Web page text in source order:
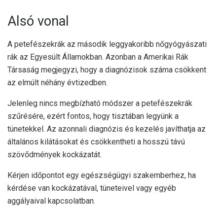
Alsó vonal
A petefészekrák az második leggyakoribb nőgyógyászati ​​
rák az Egyesült Államokban. Azonban a Amerikai Rák
Társaság megjegyzi, hogy a diagnózisok száma csökkent
az elmúlt néhány évtizedben.
Jelenleg nincs megbízható módszer a petefészekrák
szűrésére, ezért fontos, hogy tisztában legyünk a
tünetekkel. Az azonnali diagnózis és kezelés javíthatja az
általános kilátásokat és csökkentheti a hosszú távú
szövődmények kockázatát.
Kérjen időpontot egy egészségügyi szakemberhez, ha
kérdése van kockázatával, tüneteivel vagy egyéb
aggályaival kapcsolatban.